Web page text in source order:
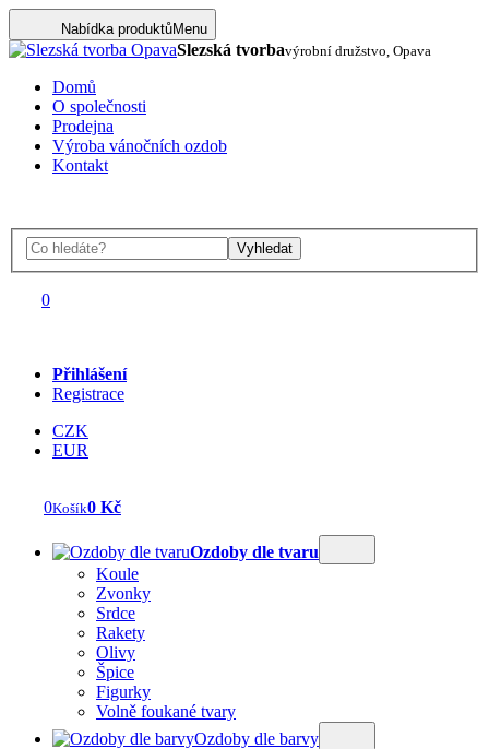
Nabídka produktůMenu
Slezská tvorbavýrobní družstvo, Opava
Domů
O společnosti
Prodejna
Výroba vánočních ozdob
Kontakt
Vyhledat
0
Přihlášení
Registrace
CZK
EUR
0Košík0 Kč
Ozdoby dle tvaru
Koule
Zvonky
Srdce
Rakety
Olivy
Špice
Figurky
Volně foukané tvary
Ozdoby dle barvy